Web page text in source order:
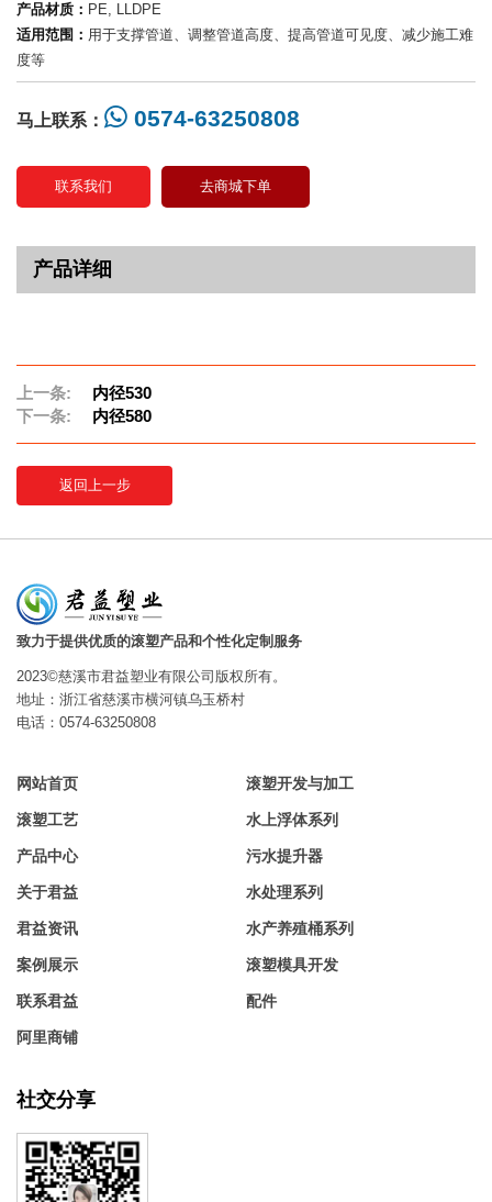
产品材质： PE, LLDPE
适用范围： 用于支撑管道、调整管道高度、提高管道可见度、减少施工难
度等
马上联系： 0574-63250808
联系我们 去商城下单
产品详细
上一条:
内径530
下一条:
内径580
返回上一步
致力于提供优质的滚塑产品和个性化定制服务
2023©慈溪市君益塑业有限公司版权所有。
地址：浙江省慈溪市横河镇乌玉桥村
电话：0574-63250808
网站首页
滚塑工艺
产品中心
关于君益
君益资讯
案例展示
联系君益
阿里商铺
滚塑开发与加工
水上浮体系列
污水提升器
水处理系列
水产养殖桶系列
滚塑模具开发
配件
社交分享